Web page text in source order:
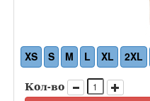
XS S M L XL 2XL
Кол-во